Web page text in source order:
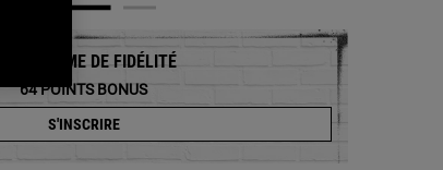
PROGRAMME DE FIDÉLITÉ
64POINTS BONUS
S'INSCRIRE